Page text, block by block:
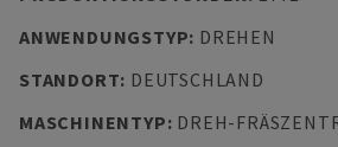
ANWENDUNGSTYP: DREHEN
STANDORT: DEUTSCHLAND
MASCHINENTYP: DREH-